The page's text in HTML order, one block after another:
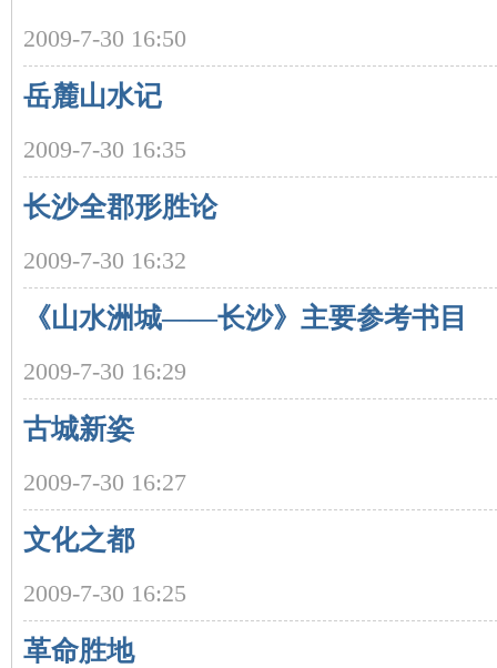
长
2009-7-30 16:50
岳麓山水记
2009-7-30 16:35
长沙全郡形胜论
2009-7-30 16:32
《山水洲城——长沙》主要参考书目
2009-7-30 16:29
古城新姿
2009-7-30 16:27
文化之都
2009-7-30 16:25
革命胜地